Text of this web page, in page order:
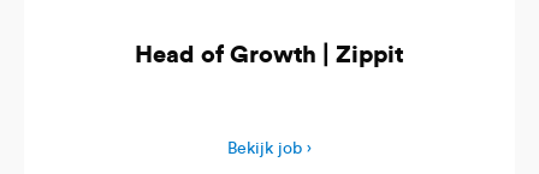
Head of Growth | Zippit
Bekijk job ›